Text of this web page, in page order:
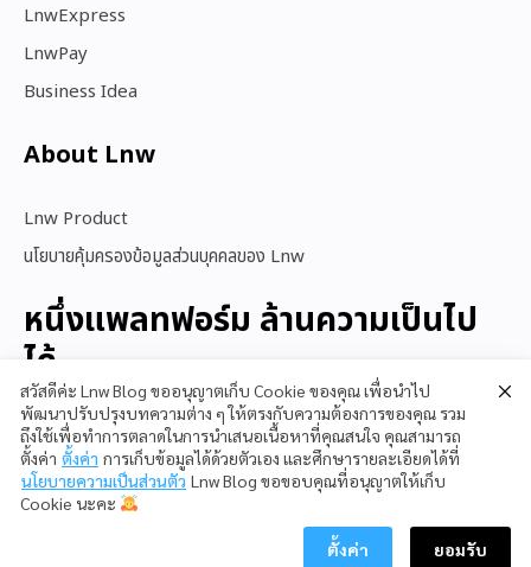
LnwExpress
LnwPay
Business Idea
About Lnw​
Lnw Product
นโยบายคุ้มครองข้อมูลส่วนบุคคลของ Lnw
หนึ่งแพลทฟอร์ม ล้านความเป็นไป
ได้
สนใจใช้ LnwShop
Copyright © 2023 LnwShop Company Limited
สวัสดีค่ะ Lnw Blog ขออนุญาตเก็บ Cookie ของคุณ เพื่อนำไป
พัฒนาปรับปรุงบทความต่าง ๆ ให้ตรงกับความต้องการของคุณ รวม
ถึงใช้เพื่อทำการตลาดในการนำเสนอเนื้อหาที่คุณสนใจ คุณสามารถ
ตั้งค่า ตั้งค่า การเก็บข้อมูลได้ด้วยตัวเอง และศึกษารายละเอียดได้ที่
นโยบายความเป็นส่วนตัว Lnw Blog ขอขอบคุณที่อนุญาตให้เก็บ
Cookie นะคะ
ตั้งค่า ยอมรับ